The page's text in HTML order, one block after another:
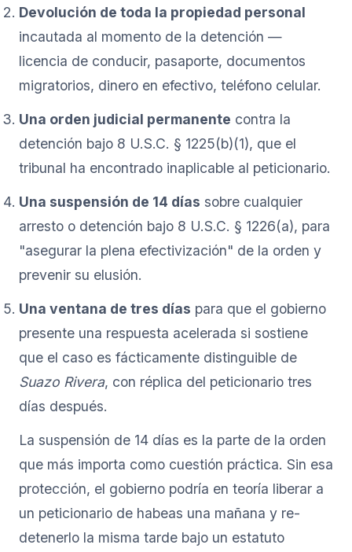
Devolución de toda la propiedad personal
incautada al momento de la detención —
licencia de conducir, pasaporte, documentos
migratorios, dinero en efectivo, teléfono celular.
Una orden judicial permanente contra la
detención bajo 8 U.S.C. § 1225(b)(1), que el
tribunal ha encontrado inaplicable al peticionario.
Una suspensión de 14 días sobre cualquier
arresto o detención bajo 8 U.S.C. § 1226(a), para
"asegurar la plena efectivización" de la orden y
prevenir su elusión.
Una ventana de tres días para que el gobierno
presente una respuesta acelerada si sostiene
que el caso es fácticamente distinguible de
Suazo Rivera, con réplica del peticionario tres
días después.
La suspensión de 14 días es la parte de la orden
que más importa como cuestión práctica. Sin esa
protección, el gobierno podría en teoría liberar a
un peticionario de habeas una mañana y re-
detenerlo la misma tarde bajo un estatuto